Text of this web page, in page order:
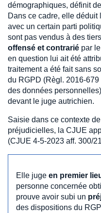
démographiques, définit
Dans ce cadre, elle déduit
avec un certain parti
sont pas vendus à des
offensé et contrarié par
en question lui ait été
traitement a été fait sans
du RGPD (Règl. 2016-
des données
devant le juge autrichien.
Saisie dans ce contexte
préjudicielles, la CJUE
(CJUE 4-5-2023 aff. 300/
Elle juge en premier
personne concernée
prouve avoir subi un
des dispositions du